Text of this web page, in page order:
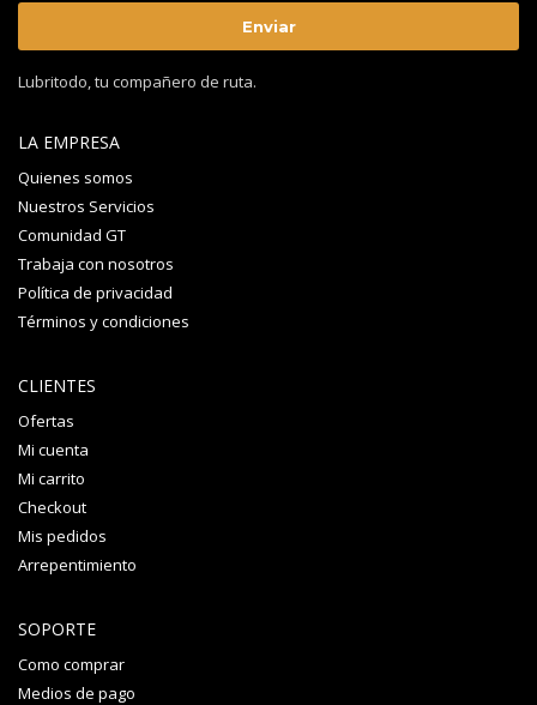
Lubritodo, tu compañero de ruta.
LA EMPRESA
Quienes somos
Nuestros Servicios
Comunidad GT
Trabaja con nosotros
Política de privacidad
Términos y condiciones
CLIENTES
Ofertas
Mi cuenta
Mi carrito
Checkout
Mis pedidos
Arrepentimiento
SOPORTE
Como comprar
Medios de pago